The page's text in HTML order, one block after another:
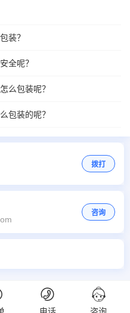
装？
全呢？
么包装呢？
包装的呢？
拨打
咨询